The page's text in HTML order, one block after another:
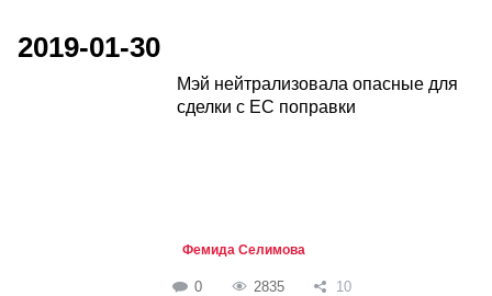
2019-01-30
Мэй нейтрализовала опасные для
сделки с ЕС поправки
Фемида Селимова
0 2835 10